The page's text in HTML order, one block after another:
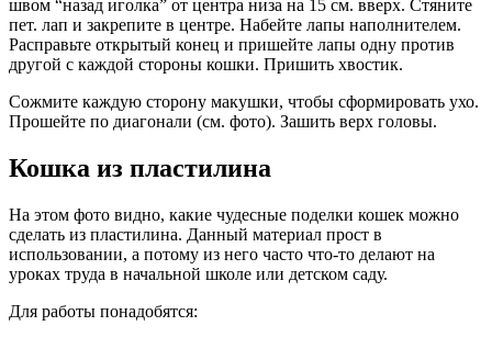
швом “назад иголка” от центра низа на 15 см. вверх. Стяните
пет. лап и закрепите в центре. Набейте лапы наполнителем.
Расправьте открытый конец и пришейте лапы одну против
другой с каждой стороны кошки. Пришить хвостик.
Сожмите каждую сторону макушки, чтобы сформировать ухо.
Прошейте по диагонали (см. фото). Зашить верх головы.
Кошка из пластилина
На этом фото видно, какие чудесные поделки кошек можно
сделать из пластилина. Данный материал прост в
использовании, а потому из него часто что-то делают на
уроках труда в начальной школе или детском саду.
Для работы понадобятся: